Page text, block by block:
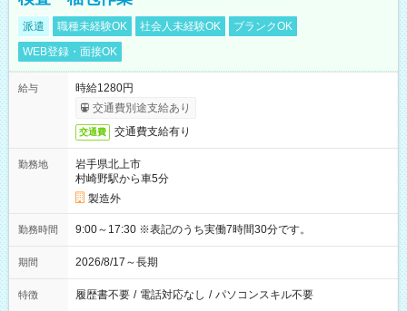
派遣 職種未経験OK 社会人未経験OK
ブランクOK
WEB登録・面接OK
給与
時給1280円
交通費別途支給あり
交通費 交通費支給有り
勤務地
岩手県北上市
村崎野駅から車5分
製造外
勤務時間 9:00～17:30 ※表記のうち実働7時間30分です。
期間 2026/8/17～長期
特徴 履歴書不要 / 電話対応なし / パソコンスキル不要